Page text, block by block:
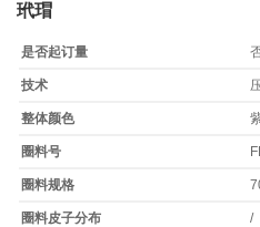
玳瑁
是否起订量
技术
整体颜色
圈料号
圈料规格
圈料皮子分布 /